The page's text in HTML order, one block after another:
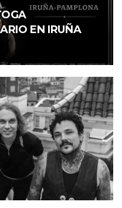
EN IRUÑA